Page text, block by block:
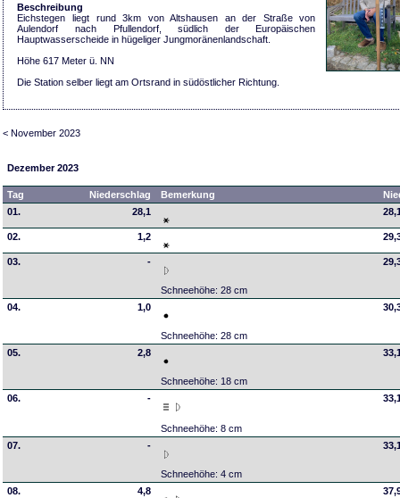
Beschreibung
Eichstegen liegt rund 3km von Altshausen an der Straße von
Aulendorf nach Pfullendorf, südlich der Europäischen
Hauptwasserscheide in hügeliger Jungmoränenlandschaft.
Höhe 617 Meter ü. NN
Die Station selber liegt am Ortsrand in südöstlicher Richtung.
< November 2023
Dezember 2023
Tag Niederschlag Bemerkung
01.
28,1
02. 1,2
03. -
Schneehöhe: 28 cm
04. 1,0
Schneehöhe: 28 cm
05. 2,8
Schneehöhe: 18 cm
06. -
Schneehöhe: 8 cm
07. -
Schneehöhe: 4 cm
08. 4,8